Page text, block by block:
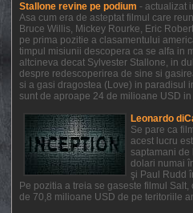
Stallone revine pe podium - actualizat
Asa cum era de asteptat filmul care
Bruce Willis, Mickey Rourke, Eric
pe prima pozitie a clasamentului
timpul misiunii descopera ca se alfa in
altcineva decat Sylvester Stallone, in
despre redescoperirea de sine si
si a gasi dragostea (Love) in paradisul
sunt de aproape 24 de milioane USD
Leonardo
Se pare ca
acest lucru
saptamani
dolari numai
şi Paul Rudd
Pe pozitia a treia se gaseste filmul
de 70,8 milioane USD de pe teritoriile